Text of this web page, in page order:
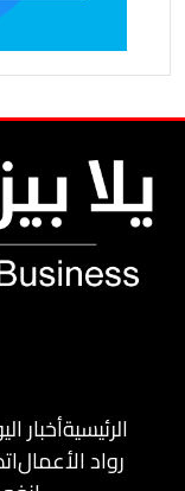
الرئيسيةأخبار
رواد الأعمال